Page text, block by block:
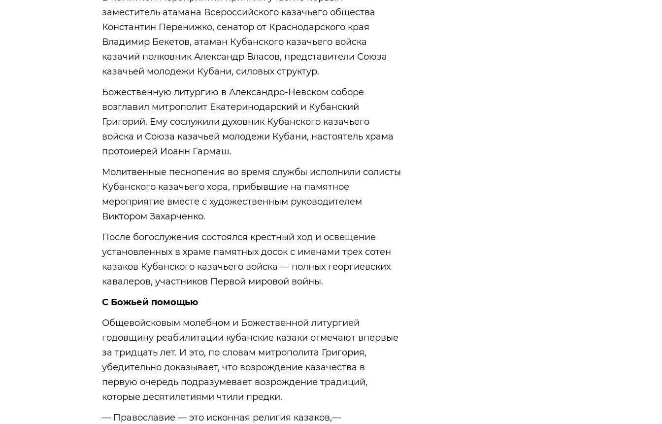
заместитель атамана Всероссийского казачьего общества
Константин Перенижко, сенатор от Краснодарского края
Владимир Бекетов, атаман Кубанского казачьего войска
казачий полковник Александр Власов, представители Союза
казачьей молодежи Кубани, силовых структур.
Божественную литургию в Александро-Невском соборе
возглавил митрополит Екатеринодарский и Кубанский
Григорий. Ему сослужили духовник Кубанского казачьего
войска и Союза казачьей молодежи Кубани, настоятель храма
протоиерей Иоанн Гармаш.
Молитвенные песнопения во время службы исполнили солисты
Кубанского казачьего хора, прибывшие на памятное
мероприятие вместе с художественным руководителем
Виктором Захарченко.
После богослужения состоялся крестный ход и освещение
установленных в храме памятных досок с именами трех сотен
казаков Кубанского казачьего войска — полных георгиевских
кавалеров, участников Первой мировой войны.
С Божьей помощью
Общевойсковым молебном и Божественной литургией
годовщину реабилитации кубанские казаки отмечают впервые
за тридцать лет. И это, по словам митрополита Григория,
убедительно доказывает, что возрождение казачества в
первую очередь подразумевает возрождение традиций,
которые десятилетиями чтили предки.
— Православие — это исконная религия казаков,—